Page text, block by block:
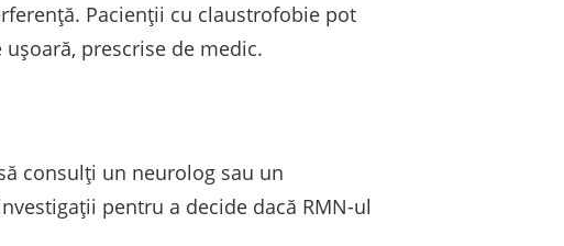
Pacienții cu claustrofobie pot
prescrise de medic.
consulți un neurolog sau un
pentru a decide dacă RMN-ul